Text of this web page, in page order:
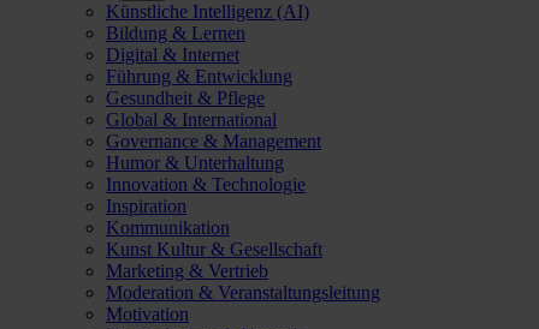
Künstliche Intelligenz (AI)
Bildung & Lernen
Digital & Internet
Führung & Entwicklung
Gesundheit & Pflege
Global & International
Governance & Management
Humor & Unterhaltung
Innovation & Technologie
Inspiration
Kommunikation
Kunst Kultur & Gesellschaft
Marketing & Vertrieb
Moderation & Veranstaltungsleitung
Motivation